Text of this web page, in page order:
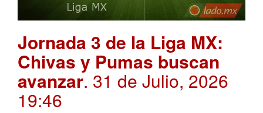
Jornada 3 de la Liga MX:
Chivas y Pumas buscan
avanzar. 31 de Julio, 2026
19:46